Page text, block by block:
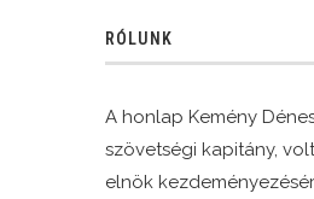
RÓLUNK
A honlap Kemény
szövetségi kapitány,
elnök